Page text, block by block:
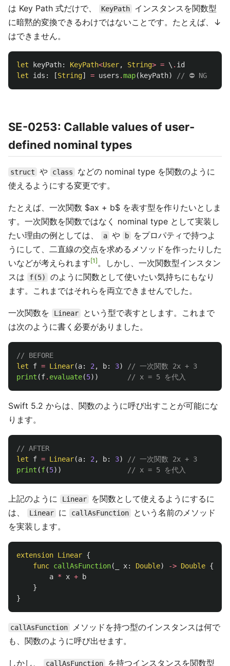
は Key Path 式だけで、
KeyPath
インスタンスを関数型
に暗黙的変換できるわけではないことです。たとえば、↓
はできません。
let keyPath: KeyPath<User, String> = \ . id
let
ids : [String] = users .map( keyPath) // ⛔ NG
SE-0253: Callable values of user-
defined nominal types
struct や class
などの nominal type を関数のように
使えるようにする変更です。
たとえば、一次関数 $ax + b$ を表す型を作りたいとしま
す。一次関数を関数ではなく nominal type として実装し
たい理由の例としては、
a や b
をプロパティで持つよ
うにして、二直線の交点を求めるメソッドを作ったりした
いなどが考えられます 1 。しかし、一次関数型インスタン
スは
f(5)
のように関数として使いたい気持ちにもなり
ます。これまではそれらを両立できませんでした。
一次関数を Linear
という型で表すとします。これまで
は次のように書く必要がありました。
// BEFORE
let
f = Linear(a: 2 , b: 3)
// 一次関数 2x + 3
print (f. evaluate(5)) // x = 5 を代入
Swift 5.2 からは、関数のように呼び出すことが可能にな
ります。
// AFTER
let
f = Linear(a: 2 , b: 3)
// 一次関数 2x + 3
print (f(5)) // x = 5 を代入
上記のように Linear
を関数として使えるようにするに
は、
Linear に callAsFunction
という名前のメソッド
を実装します。
extension Linear {
func callAsFunction( x: Double) -> Double {
a * x +
b
}
}
callAsFunction
メソッドを持つ型のインスタンスは何で
も、関数のように呼び出せます。
しかし、 callAsFunction を持つインスタンスを関数型